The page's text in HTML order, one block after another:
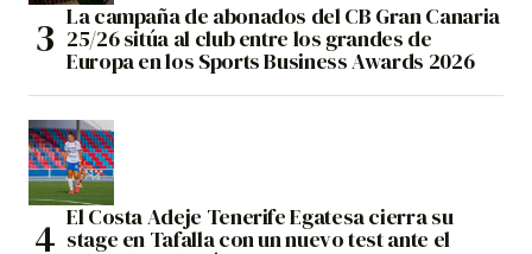
La campaña de abonados del CB Gran Canaria
25/26 sitúa al club entre los grandes de
Europa en los Sports Business Awards 2026
El Costa Adeje Tenerife Egatesa cierra su
stage en Tafalla con un nuevo test ante el